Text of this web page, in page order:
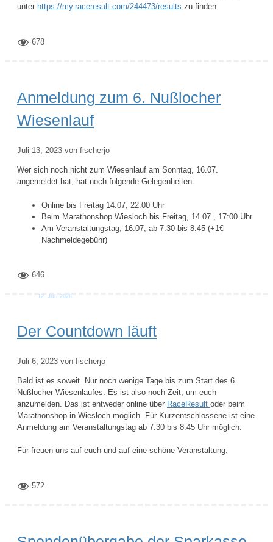
unter https://my.raceresult.com/244473/results zu finden.
678
Anmeldung zum 6. Nußlocher
Wiesenlauf
Juli 13, 2023 von fischerjo
Wer sich noch nicht zum Wiesenlauf am Sonntag, 16.07.
angemeldet hat, hat noch folgende Gelegenheiten:
Online bis Freitag 14.07, 22:00 Uhr
Beim Marathonshop Wiesloch bis Freitag, 14.07., 17:00 Uhr
Am Veranstaltungstag, 16.07, ab 7:30 bis 8:45 (+1€
Nachmeldegebühr)
646
Der Countdown läuft
Juli 6, 2023 von fischerjo
Bald ist es soweit. Nur noch wenige Tage bis zum Start des 6.
Nußlocher Wiesenlaufes. Es ist also noch Zeit, um euch
anzumelden. Das ist entweder online über RaceResult oder beim
Marathonshop in Wiesloch möglich. Für Kurzentschlossene ist eine
Anmeldung am Veranstaltungstag ab 7:30 bis 8:45 Uhr möglich.
Für freuen uns auf euch und auf eine schöne Veranstaltung.
572